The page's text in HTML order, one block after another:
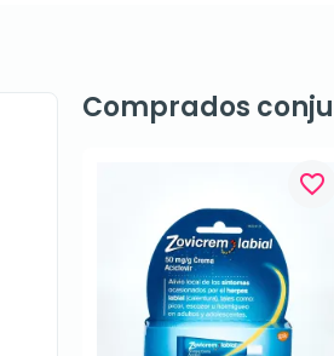
Comprados
favorite_border